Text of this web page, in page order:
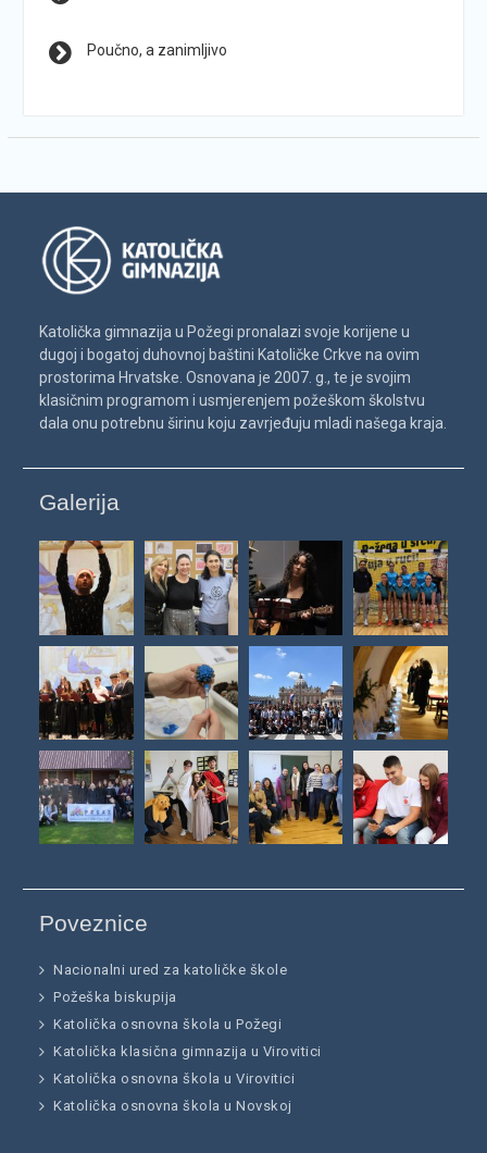
Poučno, a zanimljivo
Katolička gimnazija u Požegi pronalazi svoje korijene u
dugoj i bogatoj duhovnoj baštini Katoličke Crkve na ovim
prostorima Hrvatske. Osnovana je 2007. g., te je svojim
klasičnim programom i usmjerenjem požeškom školstvu
dala onu potrebnu širinu koju zavrjeđuju mladi našega kraja.
Galerija
Poveznice
Nacionalni ured za katoličke škole
Požeška biskupija
Katolička osnovna škola u Požegi
Katolička klasična gimnazija u Virovitici
Katolička osnovna škola u Virovitici
Katolička osnovna škola u Novskoj